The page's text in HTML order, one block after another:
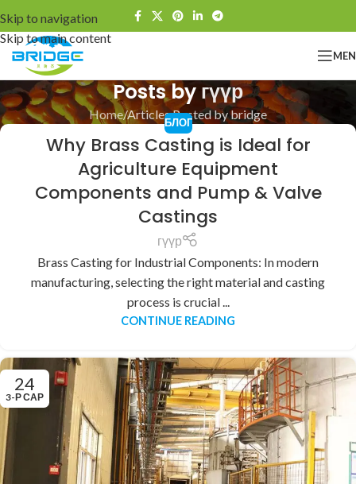
Skip to navigation
Skip to main content
Posts by гүүр
Home Articles Posted by bridge
БЛОГ
Why Brass Casting is Ideal for
Agriculture Equipment
Components and Pump & Valve
Castings
гүүр
Brass Casting for Industrial Components: In modern
manufacturing, selecting the right material and casting
process is crucial ...
CONTINUE READING
24
3-Р САР